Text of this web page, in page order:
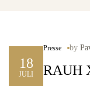
18
JULI
Presse by
RAUH